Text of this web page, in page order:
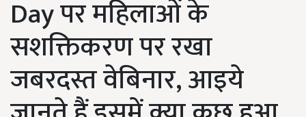
Day पर महिलाओं के
सशक्तिकरण पर रखा
जबरदस्त वेबिनार, आइये